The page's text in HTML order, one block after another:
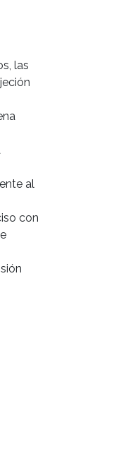
las
al
con